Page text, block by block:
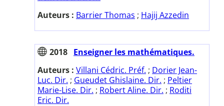
Auteurs : Barrier Thomas ; Hajij Azzedin
2018 Enseigner les mathématiques.
Auteurs : Villani Cédric. Préf. ; Dorier Jean-
Luc. Dir. ; Gueudet Ghislaine. Dir. ; Peltier
Marie-Lise. Dir. ; Robert Aline. Dir. ; Roditi
Eric. Dir.